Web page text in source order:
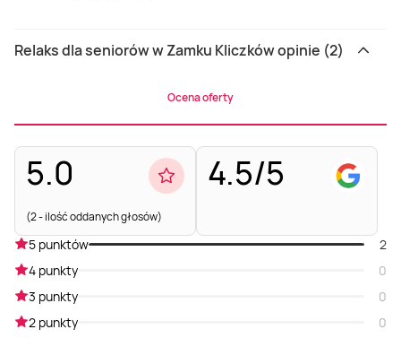
Relaks dla seniorów w Zamku Kliczków opinie (2)
Ocena oferty
5.0
(2 - ilość oddanych głosów)
4.5/5
5 punktów
2
4 punkty
0
3 punkty
0
2 punkty
0